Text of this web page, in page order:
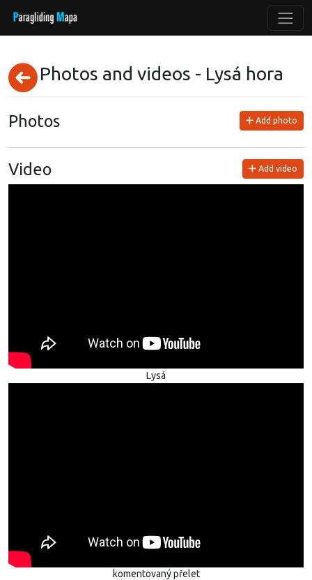
Photos and videos - Lysá hora
Photos Add photo
Video Add video
Lysá
komentovaný přelet